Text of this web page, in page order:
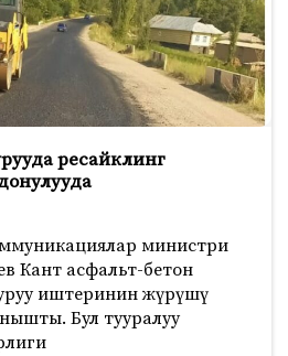
ресайклинг
министри
Кант асфальт-бетон
иштеринин жүрүшү
Бул тууралуу